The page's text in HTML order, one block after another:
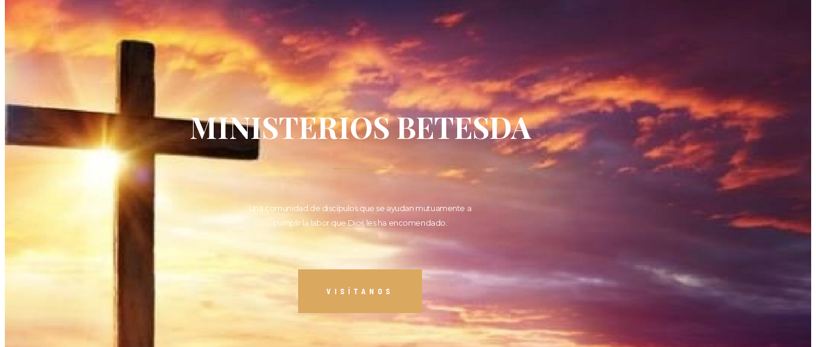
MINISTERIOS BETESDA
Una comunidad de discípulos que se ayudan mutuamente a
cumplir la labor que Dios les ha encomendado.
VISÍTANOS